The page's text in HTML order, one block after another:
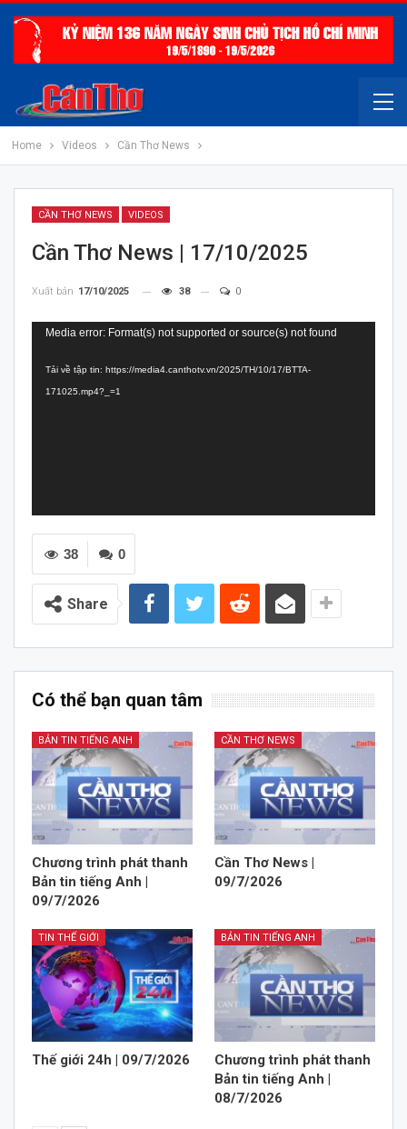
Home Videos Cần Thơ News
CẦN THƠ NEWS VIDEOS
Cần Thơ News | 17/10/2025
Xuất bản 17/10/2025 38 0
Trình
Video
Media error: Format(s) not supported or source(s) not found
Tải về tập tin: https://media4.canthotv.vn/2025/TH/10/17/BTTA-
171025.mp4?_=1
0
38
Share
Có thể bạn quan tâm
BẢN TIN TIẾNG ANH
Chương trình phát thanh
Bản tin tiếng Anh |
09/7/2026
CẦN THƠ NEWS
Cần Thơ News |
09/7/2026
TIN THẾ GIỚI
Thế giới 24h | 09/7/2026
BẢN TIN TIẾNG ANH
Chương trình phát thanh
Bản tin tiếng Anh |
08/7/2026